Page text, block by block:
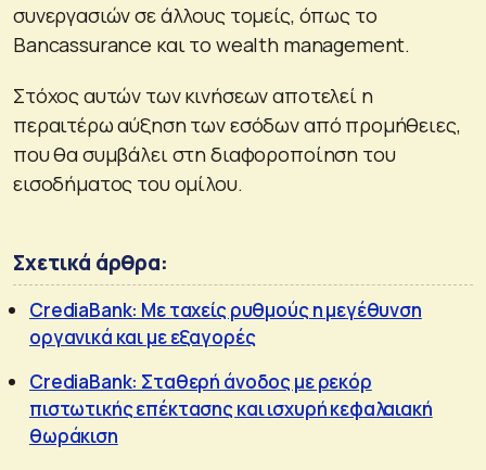
συνεργασιών σε άλλους τομείς, όπως το
Bancassurance και το wealth management.
Στόχος αυτών των κινήσεων αποτελεί η
περαιτέρω αύξηση των εσόδων από προμήθειες,
που θα συμβάλει στη διαφοροποίηση του
εισοδήματος του ομίλου.
Σχετικά άρθρα:
CrediaBank: Με ταχείς ρυθμούς η μεγέθυνση
οργανικά και με εξαγορές
CrediaBank: Σταθερή άνοδος με ρεκόρ
πιστωτικής επέκτασης και ισχυρή κεφαλαιακή
θωράκιση